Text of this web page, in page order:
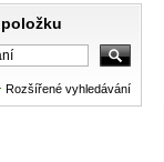
položku
Rozšířené vyhledávání